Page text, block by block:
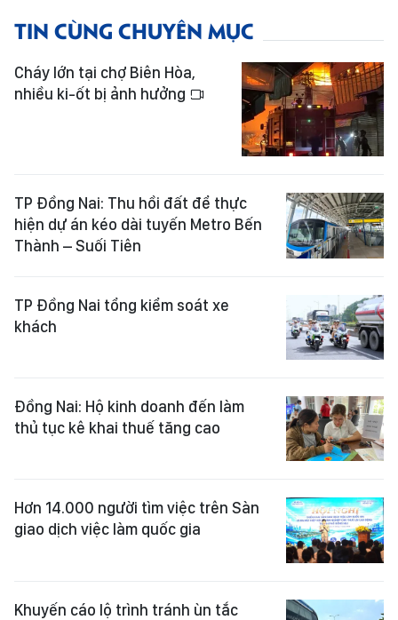
TIN CÙNG CHUYÊN MỤC
Cháy lớn tại chợ Biên Hòa,
nhiều ki-ốt bị ảnh hưởng
TP Đồng Nai: Thu hồi đất để thực
hiện dự án kéo dài tuyến Metro Bến
Thành – Suối Tiên
TP Đồng Nai tổng kiểm soát xe
khách
Đồng Nai: Hộ kinh doanh đến làm
thủ tục kê khai thuế tăng cao
Hơn 14.000 người tìm việc trên Sàn
giao dịch việc làm quốc gia
Khuyến cáo lộ trình tránh ùn tắc